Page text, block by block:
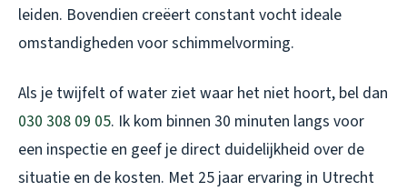
leiden. Bovendien creëert constant vocht ideale
omstandigheden voor schimmelvorming.
Als je twijfelt of water ziet waar het niet hoort, bel dan
030 308 09 05. Ik kom binnen 30 minuten langs voor
een inspectie en geef je direct duidelijkheid over de
situatie en de kosten. Met 25 jaar ervaring in Utrecht